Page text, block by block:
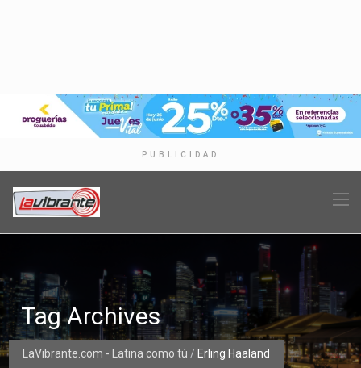
PUBLICIDAD
LaVibrante.com - Latina como tú / Erling Haaland
Tag Archives